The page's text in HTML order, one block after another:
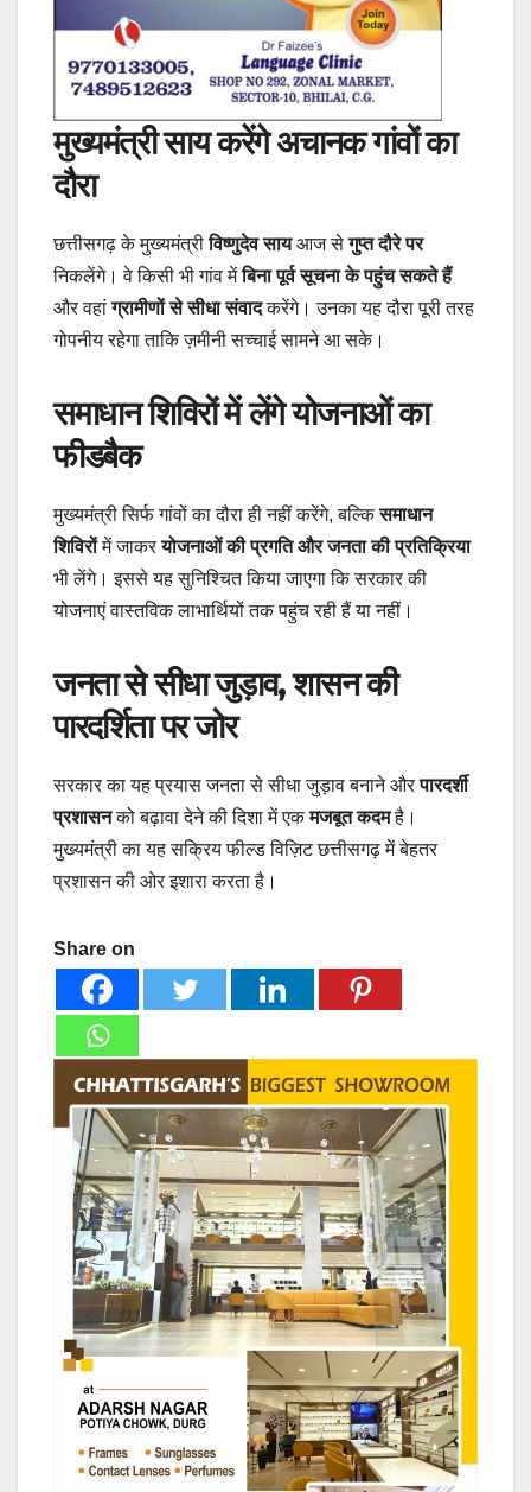
मुख्यमंत्री साय करेंगे अचानक गांवों का
दौरा
छत्तीसगढ़ के मुख्यमंत्रीविष्णुदेव सायआज सेगुप्त दौरे पर
निकलेंगे। वे किसी भी गांव मेंबिना पूर्व सूचना के पहुंच सकते हैं
और वहांग्रामीणों से सीधा संवादकरेंगे। उनका यह दौरा पूरी तरह
गोपनीय रहेगा ताकि ज़मीनी सच्चाई सामने आ सके।
समाधान शिविरों में लेंगे योजनाओं का
फीडबैक
मुख्यमंत्री सिर्फ गांवों का दौरा ही नहीं करेंगे, बल्किसमाधान
शिविरोंमें जाकरयोजनाओं की प्रगति और जनता की प्रतिक्रिया
भी लेंगे। इससे यह सुनिश्चित किया जाएगा कि सरकार की
योजनाएं वास्तविक लाभार्थियों तक पहुंच रही हैं या नहीं।
जनता से सीधा जुड़ाव, शासन की
पारदर्शिता पर जोर
सरकार का यह प्रयास जनता से सीधा जुड़ाव बनाने औरपारदर्शी
प्रशासनको बढ़ावा देने की दिशा में एकमजबूत कदमहै।
मुख्यमंत्री का यह सक्रिय फील्ड विज़िट छत्तीसगढ़ में बेहतर
प्रशासन की ओर इशारा करता है।
Share on